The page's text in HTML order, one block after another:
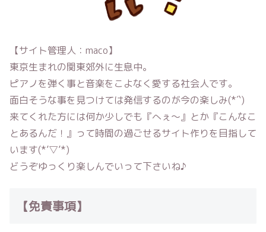
【サイト管理人：maco】
東京生まれの関東郊外に生息中。
ピアノを弾く事と音楽をこよなく愛する社会人です。
面白そうな事を見つけては発信するのが今の楽しみ(*´`)
来てくれた方には何か少しでも『へぇ〜』とか『こんなこ
とあるんだ！』って時間の過ごせるサイト作りを目指して
います(*’▽’*)
どうぞゆっくり楽しんでいって下さいね♪
【免責事項】